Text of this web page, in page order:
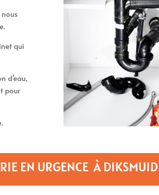
qui
d’eau,
pour
EN URGENCE À